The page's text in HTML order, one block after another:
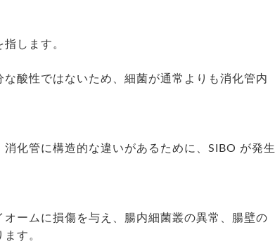
します。
酸性ではないため、細菌が通常よりも消化管内
化管に構造的な違いがあるために、SIBO が発生
ームに損傷を与え、腸内細菌叢の異常、腸壁の
す。